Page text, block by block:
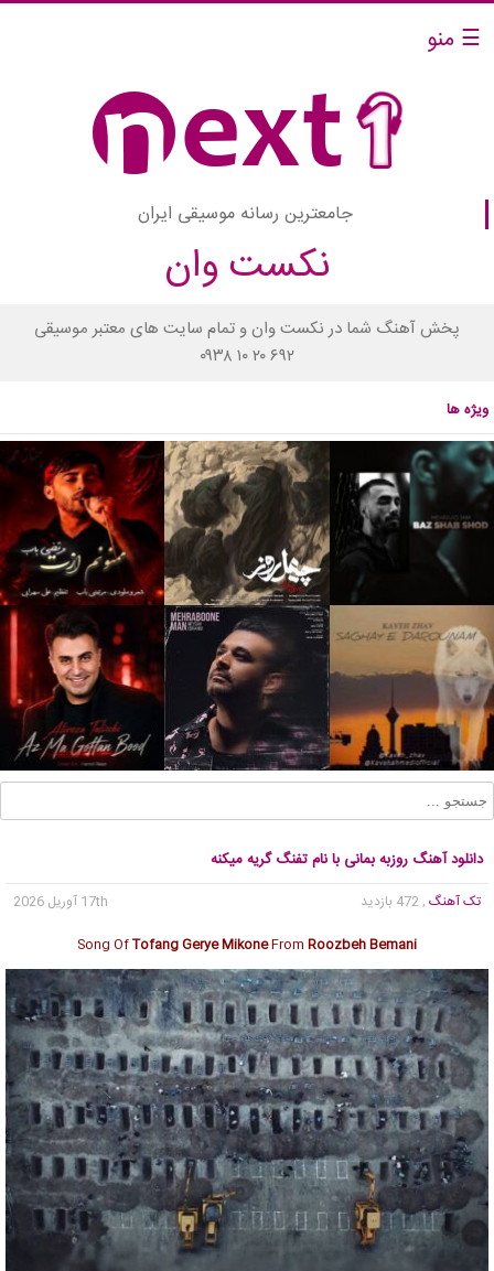
☰ منو
جامعترین رسانه موسیقی ایران
نکست وان
پخش آهنگ شما در نکست وان و تمام سایت های معتبر موسیقی
۰۹۳۸ ۱۰ ۲۰ ۶۹۲
ویژه ها
دانلود آهنگ روزبه بمانی با نام تفنگ گریه میکنه
تک آهنگ , 472 بازدید
17th آوریل 2026
Song OfTofang Gerye MikoneFrom Roozbeh Bemani